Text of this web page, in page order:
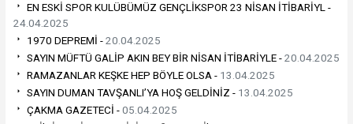
EN ESKİ SPOR KULÜBÜMÜZ GENÇLİKSPOR 23 NİSAN İTİBARİYL -
24.04.2025
1970 DEPREMİ -20.04.2025
SAYIN MÜFTÜ GALİP AKIN BEY BİR NİSAN İTİBARİYLE -20.04.2025
RAMAZANLAR KEŞKE HEP BÖYLE OLSA - 13.04.2025
SAYIN DUMAN TAVŞANLI’YA HOŞ GELDİNİZ - 13.04.2025
ÇAKMA GAZETECİ -05.04.2025